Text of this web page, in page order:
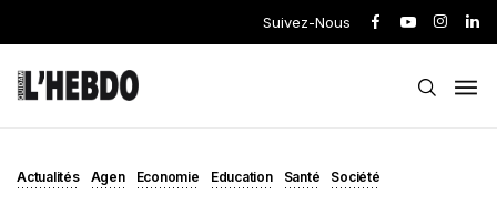
Suivez-Nous
Actualités Agen Economie Education Santé Société